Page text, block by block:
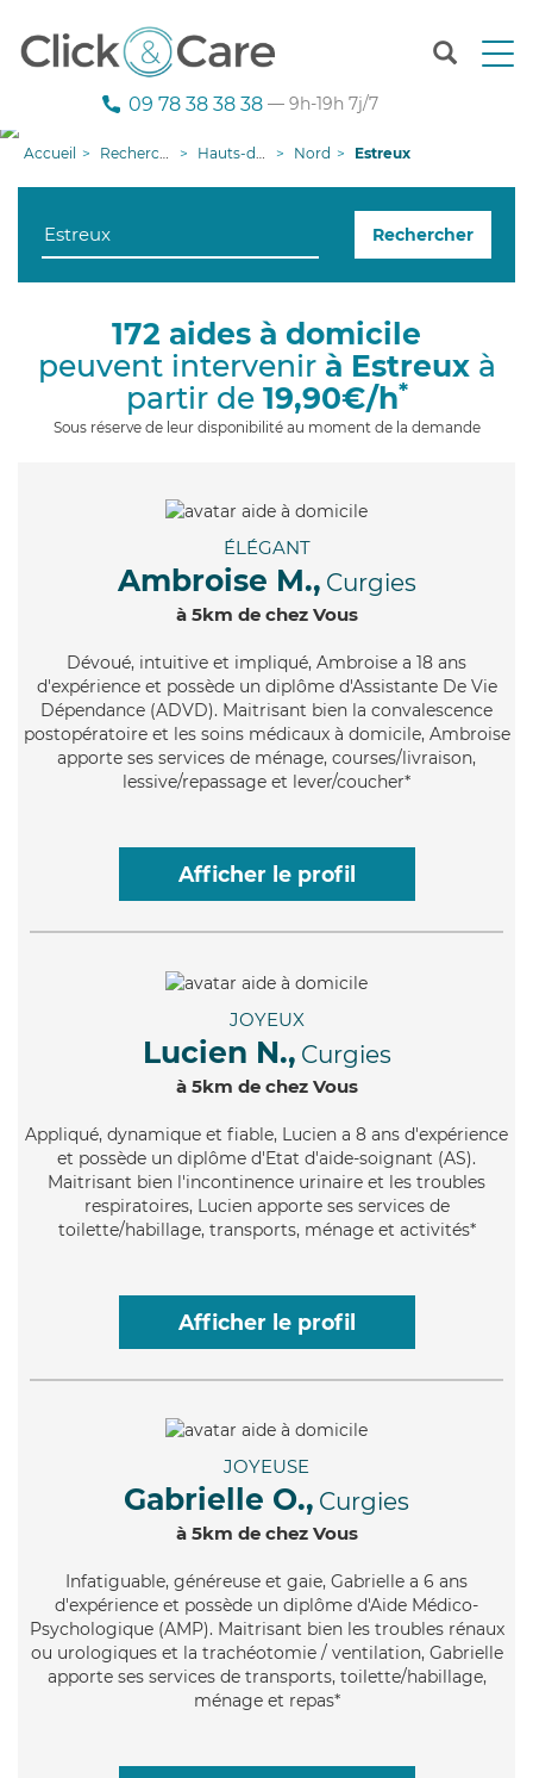
T
n
g
09 78 38 38 38 — 9h-19h 7j/7
Accueil Recherche aide à domicile Hauts-de-France Nord Estreux
Rechercher
172 aides à domicile
peuvent intervenir à Estreuxà
partir de 19,90€/h*
Sous réserve de leur disponibilité au moment de la demande
ÉLÉGANT
Ambroise M., Curgies
à 5km de chez Vous
Dévoué, intuitive et impliqué, Ambroise a 18 ans
d'expérience et possède un diplôme d'Assistante De Vie
Dépendance (ADVD). Maitrisant bien la convalescence
postopératoire et les soins médicaux à domicile, Ambroise
apporte ses services de ménage, courses/livraison,
lessive/repassage et lever/coucher*
Afficher le profil
JOYEUX
Lucien N., Curgies
à 5km de chez Vous
Appliqué, dynamique et fiable, Lucien a 8 ans d'expérience
et possède un diplôme d'Etat d'aide-soignant (AS).
Maitrisant bien l'incontinence urinaire et les troubles
respiratoires, Lucien apporte ses services de
toilette/habillage, transports, ménage et activités*
Afficher le profil
JOYEUSE
Gabrielle O., Curgies
à 5km de chez Vous
Infatiguable, généreuse et gaie, Gabrielle a 6 ans
d'expérience et possède un diplôme d'Aide Médico-
Psychologique (AMP). Maitrisant bien les troubles rénaux
ou urologiques et la trachéotomie / ventilation, Gabrielle
apporte ses services de transports, toilette/habillage,
ménage et repas*